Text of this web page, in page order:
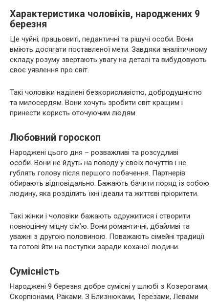
Характеристика чоловіків, народжених 9
березня
Це чуйні, працьовиті, педантичні та рішучі особи. Вони
вміють досягати поставленої мети. Завдяки аналітичному
складу розуму звертають увагу на деталі та вибудовують
своє уявлення про світ.
Такі чоловіки наділені безкорисливістю, добродушністю
та милосердям. Вони хочуть зробити світ кращим і
принести користь оточуючим людям.
Любовний гороскоп
Народжені цього дня – розважливі та розсудливі
особи. Вони не йдуть на поводу у своїх почуттів і не
гублять голову після першого побачення. Партнерів
обирають відповідально. Бажають бачити поряд із собою
людину, яка розділить їхні ідеали та життєві пріоритети.
Такі жінки і чоловіки бажають одружитися і створити
повноцінну міцну сім’ю. Вони романтичні, дбайливі та
уважні з другою половиною. Поважають сімейні традиції
та готові йти на поступки заради коханої людини.
Сумісність
Народжені 9 березня добре сумісні у шлюбі з Козерогами,
Скорпіонами, Раками. З Близнюками, Терезами, Левами